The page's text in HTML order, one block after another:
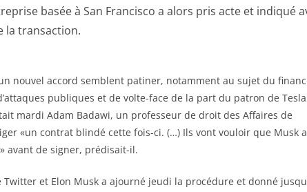
basée à San Francisco a alors pris acte et indiqué
la transaction.
nouvel accord semblent patiner, notamment au sujet du
publiques et de volte-face de la part du patron de
mardi Adam Badawi, un professeur de droit des Affaires de
«un contrat blindé cette fois-ci. (…) Ils vont vouloir que Musk
avant de signer, prédisait-il.
et Elon Musk a ajourné jeudi la procédure et donné